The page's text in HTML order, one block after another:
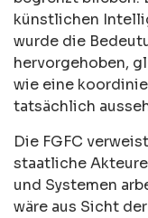
künstlichen
wurde die
hervorgehoben,
wie eine
tatsächlich
Die FGFC
staatliche
und Systemen
wäre aus Sicht